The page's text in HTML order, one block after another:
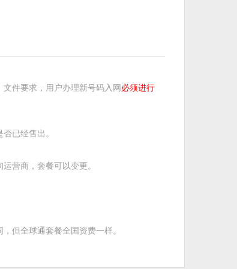
件要求，用户办理新号码入网 必须进行
已经售出。
营商，套餐可以变更。
但全球通套餐全国资费一样。